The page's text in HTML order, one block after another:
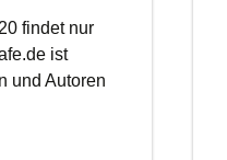
findet nur
ist
und Autoren